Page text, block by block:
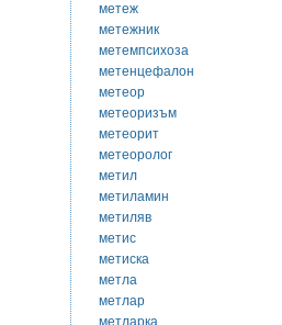
метеж
метежник
метемпсихоза
метенцефалон
метеор
метеоризъм
метеорит
метеоролог
метил
метиламин
метиляв
метис
метиска
метла
метлар